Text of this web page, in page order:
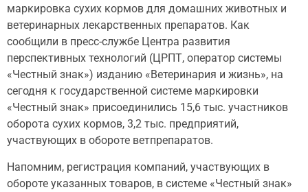
маркировка сухих кормов для домашних животных и
ветеринарных лекарственных препаратов. Как
сообщили в пресс-службе Центра развития
перспективных технологий (ЦРПТ, оператор системы
«Честный знак») изданию «Ветеринария и жизнь», на
сегодня к государственной системе маркировки
«Честный знак» присоединились 15,6 тыс. участников
оборота сухих кормов, 3,2 тыс. предприятий,
участвующих в обороте ветпрепаратов.
Напомним, регистрация компаний, участвующих в
обороте указанных товаров, в системе «Честный знак»